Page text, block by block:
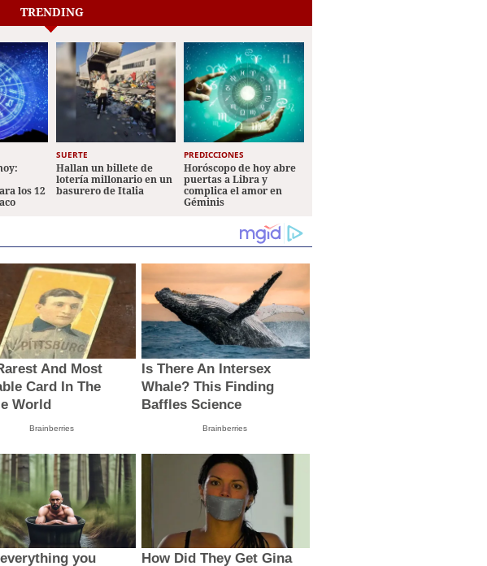
TRENDING
los 12
SUERTE
Hallan un billete de
lotería millonario en un
basurero de Italia
PREDICCIONES
Horóscopo de hoy abre
puertas a Libra y
complica el amor en
Géminis
And Most
Card In The
World
Brainberries
Is There An Intersex
Whale? This Finding
Baffles Science
Brainberries
you How Did They Get Gina